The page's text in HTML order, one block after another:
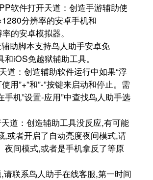
软件打开天道：创造手游辅助使
分辨率的安卓手机和
的安卓模拟器。
助脚本支持鸟人助手安卓免
iOS免越狱辅助工具。
道：创造辅助软件运行中如果“浮
用”+”和”-”按键来启动和停止。需
手机”设置-应用”中查找鸟人助手选
道：创造辅助工具没反应,有可能
,或者开启了自动亮度夜间模式,请
夜间模式,或者是手机拿反了等原
请联系鸟人助手在线客服,第一时间